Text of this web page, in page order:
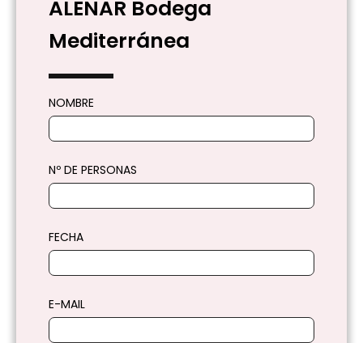
ALENAR Bodega
Mediterránea
NOMBRE
Nº DE PERSONAS
FECHA
E-MAIL